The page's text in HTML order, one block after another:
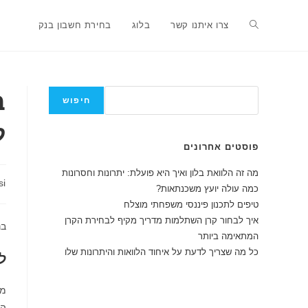
בחירת חשבון בנק בלוג צרו איתנו קשר Toggle
מחבר:
בנק
חיפוש
פוסטים אחרונים
מה זה הלוואת בלון ואיך היא פועלת: יתרונות וחסרונות
כמה עולה יועץ משכנתאות?
טיפים לתכנון פיננסי משפחתי מוצלח
איך לבחור קרן השתלמות מדריך מקיף לבחירת הקרן
המתאימה ביותר
כל מה שצריך לדעת על איחוד הלוואות והיתרונות שלו